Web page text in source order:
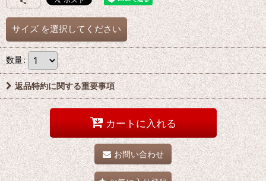
サイズ を選択してください
数量:
返品特約に関する重要事項
カートに入れる
お問い合わせ